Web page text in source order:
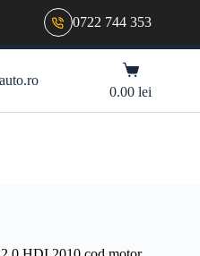
0722 744 353
Coș
de
cumpărături
0.00lei